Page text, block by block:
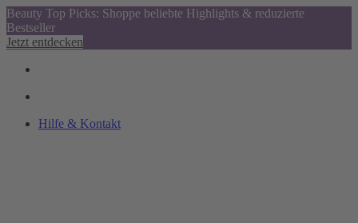
Beauty Top Picks: Shoppe beliebte Highlights & reduzierte
Bestseller
Jetzt entdecken
Hilfe & Kontakt